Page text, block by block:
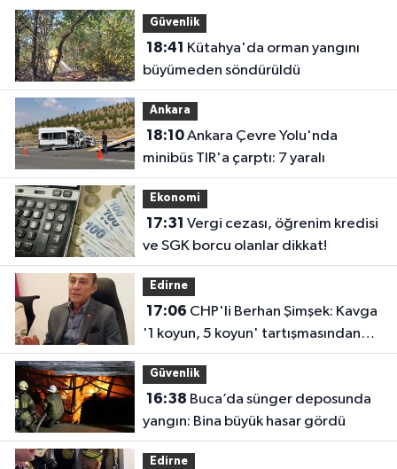
Güvenlik
18:41
büyümeden söndürüldü
Ankara
18:10Ankara Çevre Yolu'nda
minibüs TIR'a çarptı: 7 yaralı
Ekonomi
17:31
ve SGK borcu olanlar dikkat!
Edirne
17:06
'1 koyun, 5 koyun' tartışmasından
çıktı
Güvenlik
16:38
yangın: Bina büyük hasar gördü
Edirne